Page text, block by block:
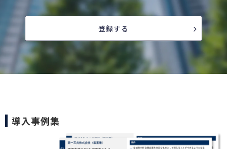
登録する
導入事例集